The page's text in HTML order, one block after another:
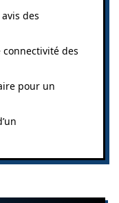
des
des
pour un